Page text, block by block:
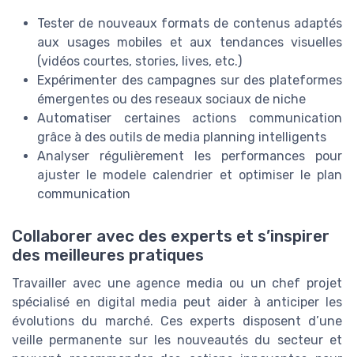
Tester de nouveaux formats de contenus adaptés
aux usages mobiles et aux tendances visuelles
(vidéos courtes, stories, lives, etc.)
Expérimenter des campagnes sur des plateformes
émergentes ou des reseaux sociaux de niche
Automatiser certaines actions communication
grâce à des outils de media planning intelligents
Analyser régulièrement les performances pour
ajuster le modele calendrier et optimiser le plan
communication
Collaborer avec des experts et s’inspirer
des meilleures pratiques
Travailler avec une agence media ou un chef projet
spécialisé en digital media peut aider à anticiper les
évolutions du marché. Ces experts disposent d’une
veille permanente sur les nouveautés du secteur et